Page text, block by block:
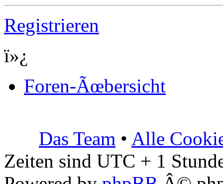
Registrieren
ï»¿
Foren-Ãœbersicht
Das Team • Alle
Zeiten sind UTC + 1